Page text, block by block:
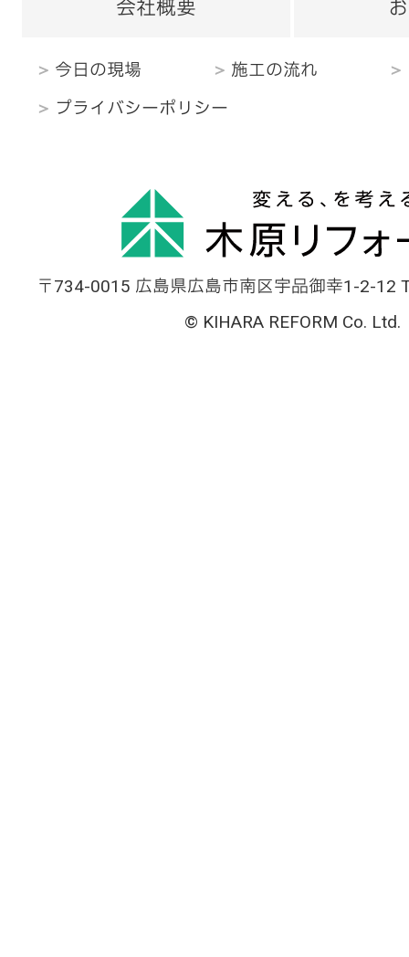
会社概要
今日の現場 施工の流れ
プライバシーポリシー
〒734-0015 広島県広島市南区宇品御幸1-2-12
© KIHARA REFORM Co. Ltd.